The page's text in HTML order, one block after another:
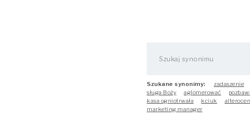
Szukane synonimy: zadaszenie
sługa Boży
aglomerować
kasa ogniotrwała
kciuk
marketing manager